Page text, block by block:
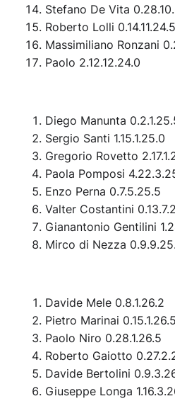
Stefano De Vita
Roberto Lolli 0.14.11.24.5
Massimiliano Ronzani
Paolo 2.12.12.24.0
Diego Manunta
Sergio Santi 1.15.1.25.0
Gregorio Rovetto
Paola Pomposi
Enzo Perna 0.7.5.25.5
Valter Costantini
Gianantonio Gentilini
Mirco di Nezza
Davide Mele 0.8.1.26.2
Pietro Marinai 0.15.1.26.5
Paolo Niro 0.28.1.26.5
Roberto Gaiotto
Davide Bertolini
Giuseppe Longa